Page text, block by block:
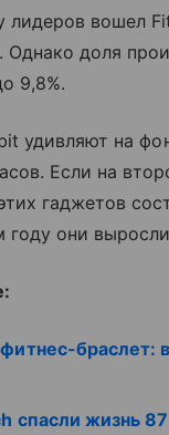
лидеров вошел
Однако доля
9,8%.
удивляют на
Если на
гаджетов
году они
браслет:
спасли жизнь